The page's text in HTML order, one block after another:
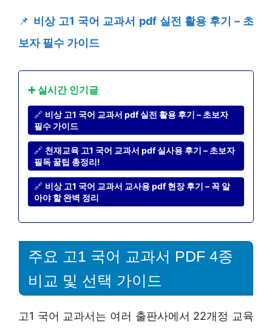
📌 비상 고1 국어 교과서 pdf 실전 활용 후기 – 초
보자 필수 가이드
➕ 실시간 인기글
🔗 비상 고1 국어 교과서 pdf 실전 활용 후기 – 초보자
필수 가이드
🔗 천재교육 고1 국어 교과서 pdf 실사용 후기 – 초보자
필독 꿀팁 총정리!
🔗 비상 고1 국어 교과서 교사용 pdf 현장 후기 – 꼭 알
아야 할 완벽 정리
주요 고1 국어 교과서 PDF 4종
비교 및 선택 가이드
고1 국어 교과서는 여러 출판사에서 22개정 교육